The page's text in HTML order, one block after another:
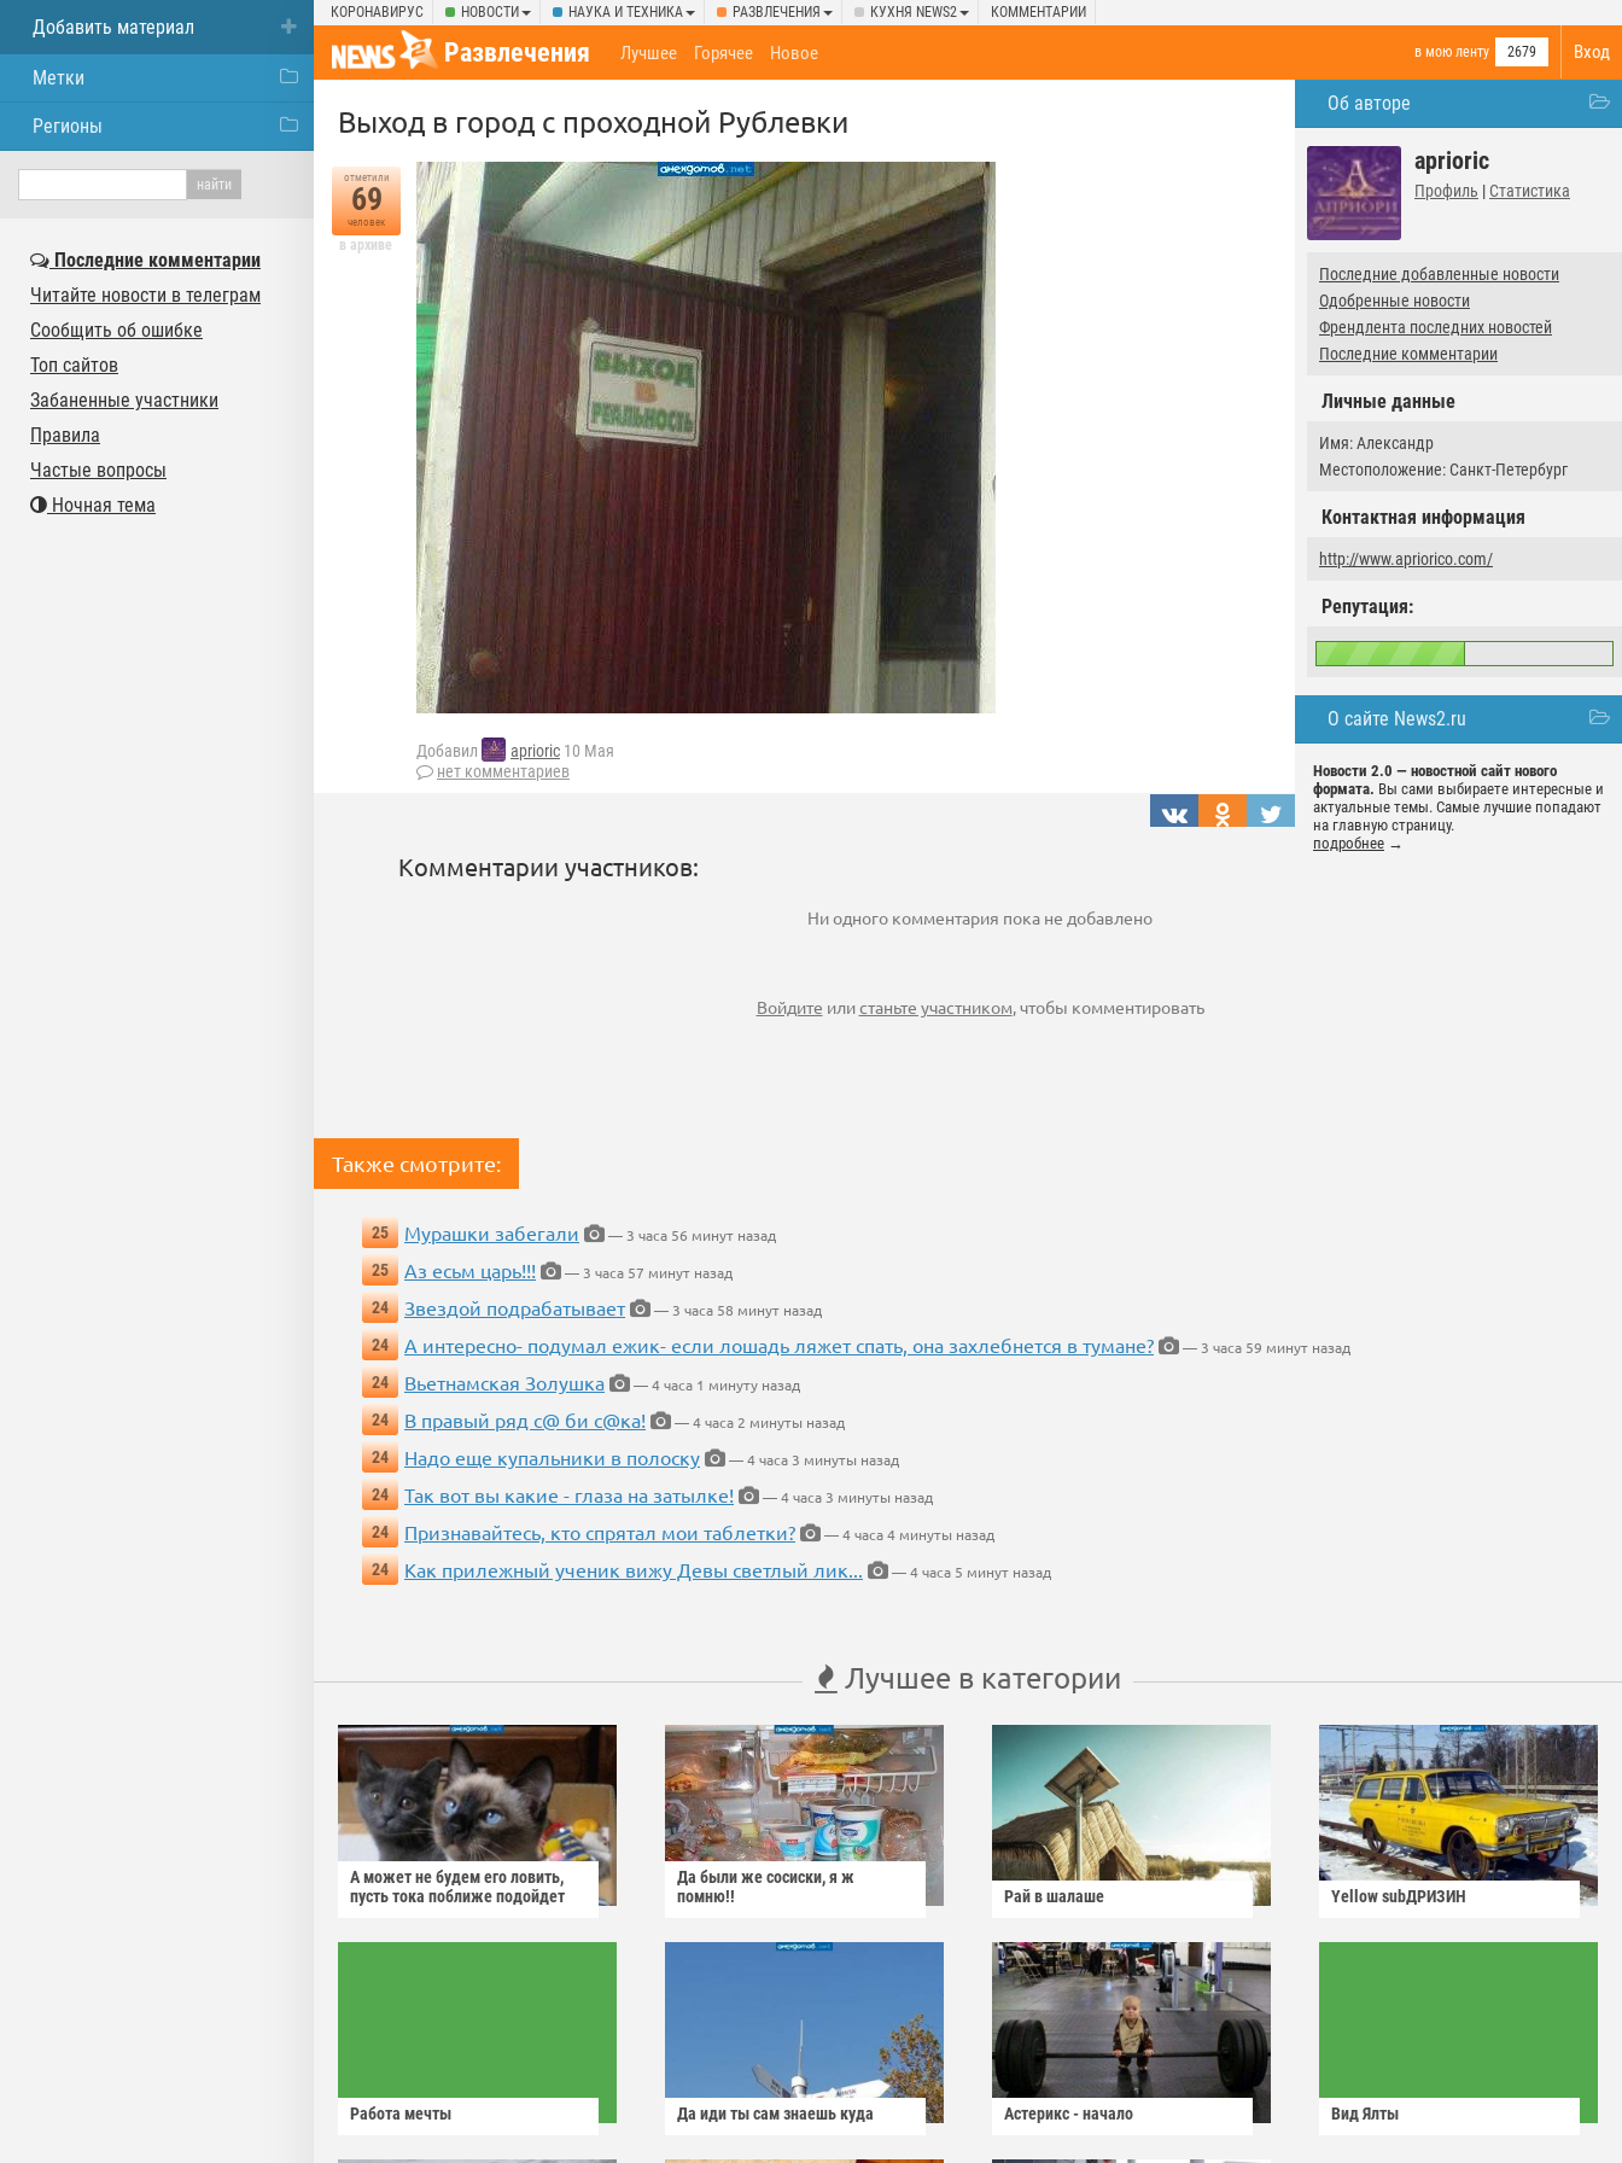
КОРОНАВИРУС НОВОСТИ НАУКА И ТЕХНИКА РАЗВЛЕЧЕНИЯ КУХНЯ NEWS2 КОММЕНТАРИИ
Вход
Развлечения в мою ленту 2679
Лучшее Горячее Новое
Об авторе
aprioric
Профиль | Статистика
Последние добавленные новости
Одобренные новости
Френдлента последних новостей
Последние комментарии
Личные данные
Имя: Александр
Местоположение: Санкт-Петербург
Контактная информация
http://www.apriorico.com/
Репутация:
О сайте News2.ru
Новости 2.0 — новостной сайт нового
формата. Вы сами выбираете интересные и
актуальные темы. Самые лучшие попадают
на главную страницу.
подробнее →
Выход в город с проходной Рублевки
отметили
69
человек
в архиве
Добавил aprioric 10 Мая
нет комментариев
Комментарии участников:
Ни одного комментария пока не добавлено
Войдите илистаньте участником, чтобы комментировать
Также смотрите:
25 Мурашки забегали
— 3 часа 56 минут назад
25
Аз есьм царь!!!
— 3 часа 57 минут назад
24
Звездой подрабатывает
— 3 часа 58 минут назад
24
А интересно- подумал ежик- если лошадь ляжет спать, она захлебнется в тумане?
— 3 часа 59 минут назад
24
Вьетнамская Золушка
— 4 часа 1 минуту назад
24
В правый ряд с@ би с@ка!
— 4 часа 2 минуты назад
24
Надо еще купальники в полоску
— 4 часа 3 минуты назад
24
Так вот вы какие - глаза на затылке!
— 4 часа 3 минуты назад
24
Признавайтесь, кто спрятал мои таблетки?
— 4 часа 4 минуты назад
24
Как прилежный ученик вижу Девы светлый лик... — 4 часа 5 минут назад
Лучшее в категории
А может не будем его ловить,
пусть тока поближе подойдет
Да были же сосиски, я ж
помню!!
Рай в шалаше Yellow subДРИЗИН
Работа мечты Да иди ты сам знаешь куда Астерикс - начало Вид Ялты
Добавить материал
Метки
Регионы
Последние комментарии
Читайте новости в телеграм
Сообщить об ошибке
Топ сайтов
Забаненные участники
Правила
Частые вопросы
Ночная тема